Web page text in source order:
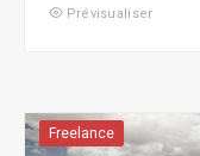
Prévisualiser
Freelance